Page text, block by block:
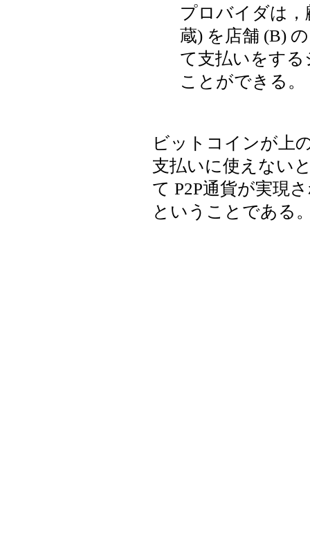
プロバイダは
蔵) を店舗 (B)
て支払いをす
ことができる。
ビットコインが上
支払いに使えない
て P2P通貨が実現
ということである